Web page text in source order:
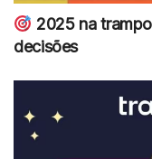
2025 na
decisões